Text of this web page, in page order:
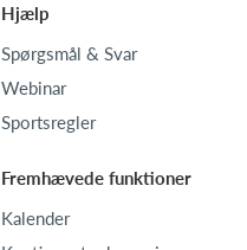
Hjælp
Spørgsmål & Svar
Webinar
Sportsregler
Fremhævede funktioner
Kalender